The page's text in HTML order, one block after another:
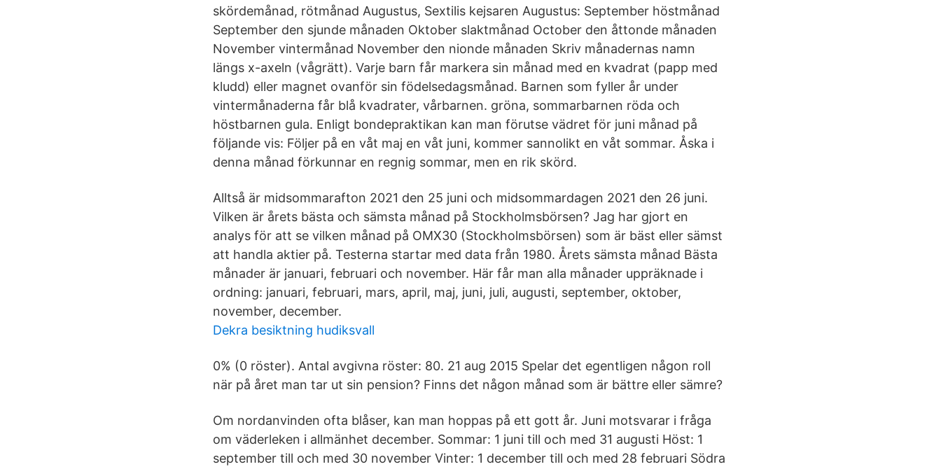
skördemånad, rötmånad Augustus, Sextilis kejsaren Augustus: September höstmånad
September den sjunde månaden Oktober slaktmånad October den åttonde månaden
November vintermånad November den nionde månaden Skriv månadernas namn
längs x-axeln (vågrätt). Varje barn får markera sin månad med en kvadrat (papp med
kludd) eller magnet ovanför sin födelsedagsmånad. Barnen som fyller år under
vintermånaderna får blå kvadrater, vårbarnen. gröna, sommarbarnen röda och
höstbarnen gula. Enligt bondepraktikan kan man förutse vädret för juni månad på
följande vis: Följer på en våt maj en våt juni, kommer sannolikt en våt sommar. Åska i
denna månad förkunnar en regnig sommar, men en rik skörd.
Alltså är midsommarafton 2021 den 25 juni och midsommardagen 2021 den 26 juni.
Vilken är årets bästa och sämsta månad på Stockholmsbörsen? Jag har gjort en
analys för att se vilken månad på OMX30 (Stockholmsbörsen) som är bäst eller sämst
att handla aktier på. Testerna startar med data från 1980. Årets sämsta månad Bästa
månader är januari, februari och november. Här får man alla månader uppräknade i
ordning: januari, februari, mars, april, maj, juni, juli, augusti, september, oktober,
november, december.
Dekra besiktning hudiksvall
0% (0 röster). Antal avgivna röster: 80. 21 aug 2015 Spelar det egentligen någon roll
när på året man tar ut sin pension? Finns det någon månad som är bättre eller sämre?
Om nordanvinden ofta blåser, kan man hoppas på ett gott år. Juni motsvarar i fråga
om väderleken i allmänhet december. Sommar: 1 juni till och med 31 augusti Höst: 1
september till och med 30 november Vinter: 1 december till och med 28 februari Södra